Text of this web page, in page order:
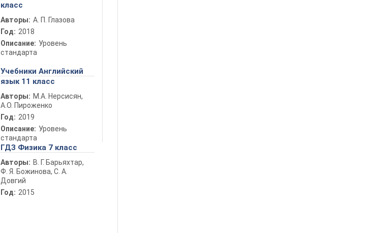
класс
Авторы: А. П. Глазова
Год: 2018
Описание: Уровень
стандарта
Учебники Английский
язык 11 класс
Авторы: М.А. Нерсисян,
А.О. Пироженко
Год: 2019
Описание: Уровень
стандарта
ГДЗ Физика 7 класс
Авторы: В. Г. Барьяхтар,
Ф. Я. Божинова, С. А.
Довгий
Год: 2015